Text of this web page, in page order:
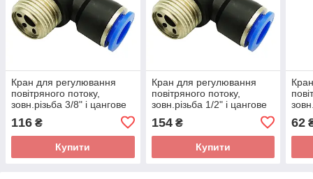
Кран для регулювання
повітряного потоку,
зовн.різьба 3/8" і цангове
з'єднання для шлангів 10
мм
116 ₴
Купити
Кран для регулювання
повітряного потоку,
зовн.різьба 1/2" і цангове
з'єднання для шлангів 6
мм
154₴
Купити
мм
62